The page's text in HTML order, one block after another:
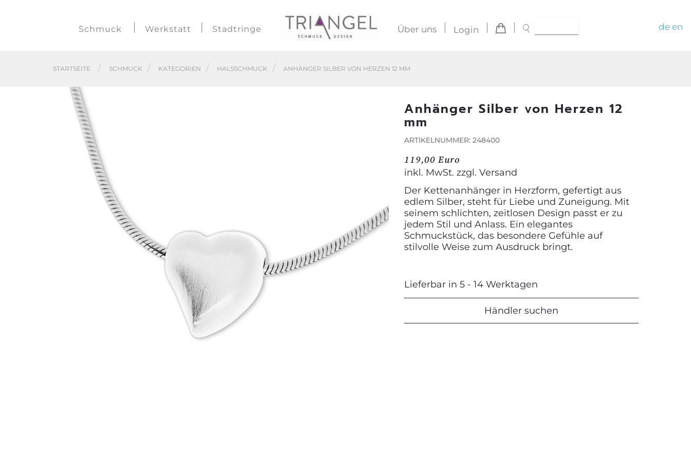
Schmuck Werkstatt Stadtringe Über uns Login de en
STARTSEITE SCHMUCK KATEGORIEN HALSSCHMUCK ANHÄNGER SILBER VON HERZEN 12 MM
Anhänger Silber von Herzen 12
mm
ARTIKELNUMMER: 248400
119,00 Euro
inkl. MwSt. zzgl. Versand
Der Kettenanhänger in Herzform, gefertigt aus
edlem Silber, steht für Liebe und Zuneigung. Mit
seinem schlichten, zeitlosen Design passt er zu
jedem Stil und Anlass. Ein elegantes
Schmuckstück, das besondere Gefühle auf
stilvolle Weise zum Ausdruck bringt.
Lieferbar in 5 - 14 Werktagen
Händler suchen